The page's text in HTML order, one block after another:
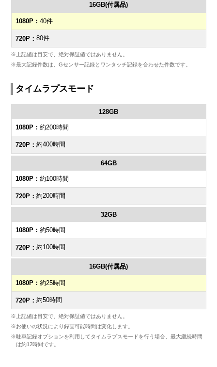
16GB(付属品)
40件
80件
※上記値は目安で、絶対保証値ではありません。
※最大記録件数は、Gセンサー記録とワンタッチ記録を合わせた件数です。
タイムラプスモード
128GB
約200時間
約400時間
64GB
約100時間
約200時間
32GB
約50時間
約100時間
16GB(付属品)
約25時間
約50時間
※上記値は目安で、絶対保証値ではありません。
※お使いの状況により録画可能時間は変化します。
※駐車記録オプションを利用してタイムラプスモードを行う場合、最大継続時間
は約12時間です。